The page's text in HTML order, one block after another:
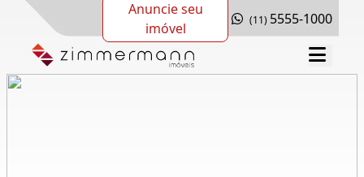
Anuncie seu
imóvel
(11) 5555-1000